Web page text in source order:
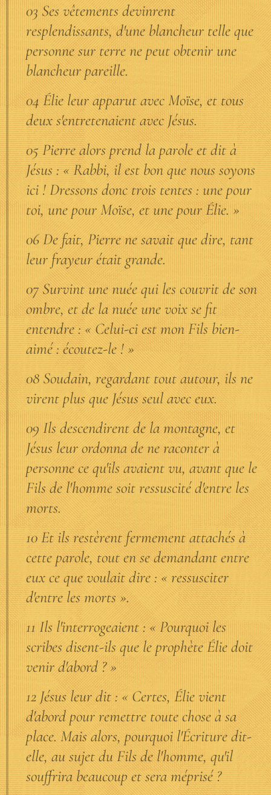
03 Ses vêtements devinrent
resplendissants, d'une blancheur telle que
personne sur terre ne peut obtenir une
blancheur pareille.
04 Élie leur apparut avec Moïse, et tous
deux s'entretenaient avec Jésus.
05 Pierre alors prend la parole et dit à
Jésus : « Rabbi, il est bon que nous soyons
ici ! Dressons donc trois tentes : une pour
toi, une pour Moïse, et une pour Élie. »
06 De fait, Pierre ne savait que dire, tant
leur frayeur était grande.
07 Survint une nuée qui les couvrit de son
ombre, et de la nuée une voix se fit
entendre : « Celui-ci est mon Fils bien-
aimé : écoutez-le ! »
08 Soudain, regardant tout autour, ils ne
virent plus que Jésus seul avec eux.
09 Ils descendirent de la montagne, et
Jésus leur ordonna de ne raconter à
personne ce qu'ils avaient vu, avant que le
Fils de l'homme soit ressuscité d'entre les
morts.
10 Et ils restèrent fermement attachés à
cette parole, tout en se demandant entre
eux ce que voulait dire : « ressusciter
d'entre les morts ».
11 Ils l'interrogeaient : « Pourquoi les
scribes disent-ils que le prophète Élie doit
venir d'abord ? »
12 Jésus leur dit : « Certes, Élie vient
d'abord pour remettre toute chose à sa
place. Mais alors, pourquoi l'Écriture dit-
elle, au sujet du Fils de l'homme, qu'il
souffrira beaucoup et sera méprisé ?